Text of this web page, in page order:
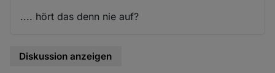
.... hört das denn nie auf?
Diskussion anzeigen